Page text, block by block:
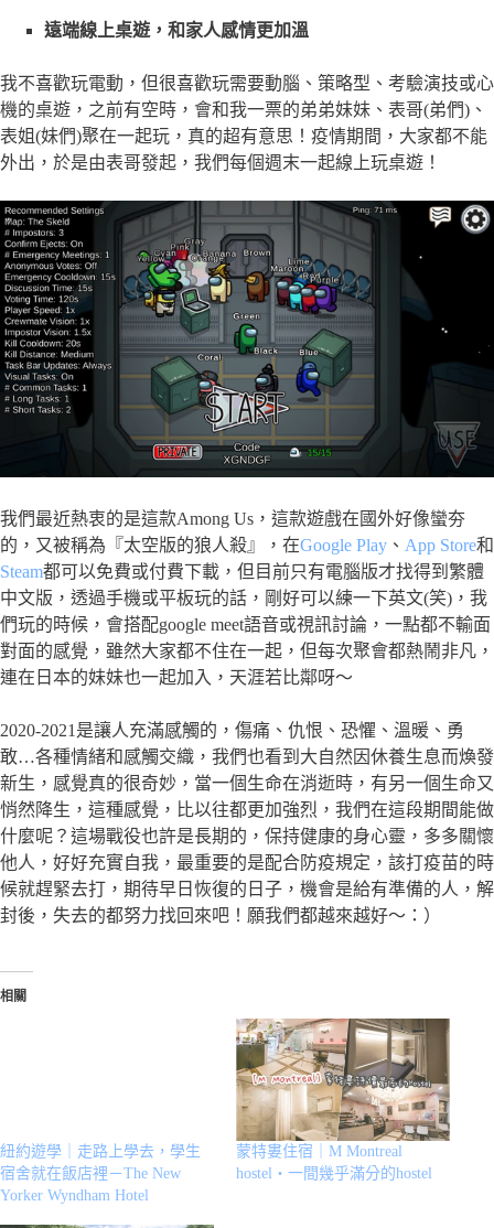
遠端線上桌遊，和家人感情更加溫
我不喜歡玩電動，但很喜歡玩需要動腦、策略型、考驗演技或心
機的桌遊，之前有空時，會和我一票的弟弟妹妹、表哥(弟們)、
表姐(妹們)聚在一起玩，真的超有意思！疫情期間，大家都不能
外出，於是由表哥發起，我們每個週末一起線上玩桌遊！
我們最近熱衷的是這款Among Us，這款遊戲在國外好像蠻夯
的，又被稱為『太空版的狼人殺』，在Google Play 、 App Store和
Steam都可以免費或付費下載，但目前只有電腦版才找得到繁體
中文版，透過手機或平板玩的話，剛好可以練一下英文(笑)，我
們玩的時候，會搭配google meet語音或視訊討論，一點都不輸面
對面的感覺，雖然大家都不住在一起，但每次聚會都熱鬧非凡，
連在日本的妹妹也一起加入，天涯若比鄰呀～
2020-2021是讓人充滿感觸的，傷痛、仇恨、恐懼、溫暖、勇
敢…各種情緒和感觸交織，我們也看到大自然因休養生息而煥發
新生，感覺真的很奇妙，當一個生命在消逝時，有另一個生命又
悄然降生，這種感覺，比以往都更加強烈，我們在這段期間能做
什麼呢？這場戰役也許是長期的，保持健康的身心靈，多多關懷
他人，好好充實自我，最重要的是配合防疫規定，該打疫苗的時
候就趕緊去打，期待早日恢復的日子，機會是給有準備的人，解
封後，失去的都努力找回來吧！願我們都越來越好～：）
相關
紐約遊學｜走路上學去，學生
宿舍就在飯店裡－The New
Yorker Wyndham Hotel
蒙特婁住宿｜M Montreal
hostel・一間幾乎滿分的hostel